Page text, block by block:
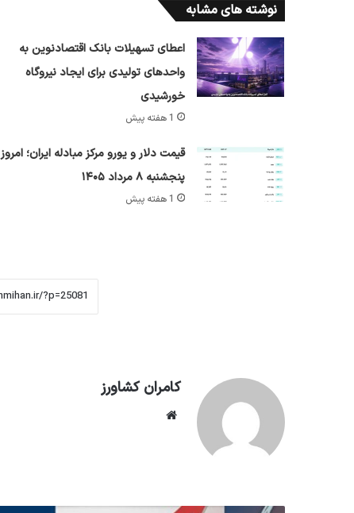
نوشته های مشابه
اعطای تسهیلات بانک اقتصادنوین به
واحدهای تولیدی برای ایجاد نیروگاه
خورشیدی
1 هفته پیش
قیمت دلار و یورو مرکز مبادله ایران؛ امروز
پنجشنبه ۸ مرداد ۱۴۰۵
1 هفته پیش
کامران کشاورز